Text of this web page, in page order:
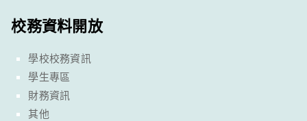
校務資料開放
學校校務資訊
學生專區
財務資訊
其他